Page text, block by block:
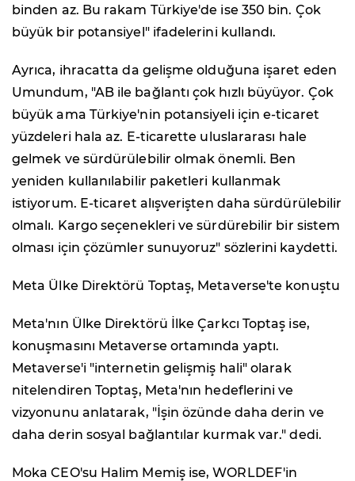
binden az. Bu rakam Türkiye'de ise 350 bin. Çok
büyük bir potansiyel" ifadelerini kullandı.
Ayrıca, ihracatta da gelişme olduğuna işaret eden
Umundum, "AB ile bağlantı çok hızlı büyüyor. Çok
büyük ama Türkiye'nin potansiyeli için e-ticaret
yüzdeleri hala az. E-ticarette uluslararası hale
gelmek ve sürdürülebilir olmak önemli. Ben
yeniden kullanılabilir paketleri kullanmak
istiyorum. E-ticaret alışverişten daha sürdürülebilir
olmalı. Kargo seçenekleri ve sürdürebilir bir sistem
olması için çözümler sunuyoruz" sözlerini kaydetti.
Meta Ülke Direktörü Toptaş, Metaverse'te konuştu
Meta'nın Ülke Direktörü İlke Çarkcı Toptaş ise,
konuşmasını Metaverse ortamında yaptı.
Metaverse'i "internetin gelişmiş hali" olarak
nitelendiren Toptaş, Meta'nın hedeflerini ve
vizyonunu anlatarak, "İşin özünde daha derin ve
daha derin sosyal bağlantılar kurmak var." dedi.
Moka CEO'su Halim Memiş ise, WORLDEF'in